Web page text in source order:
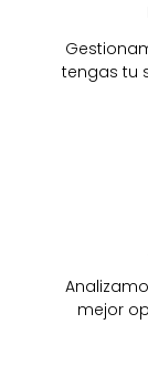
tengas tu
mejor